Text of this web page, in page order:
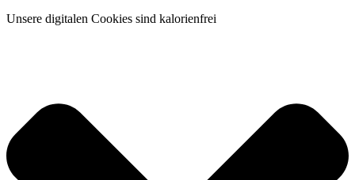
Unsere digitalen Cookies sind kalorienfrei